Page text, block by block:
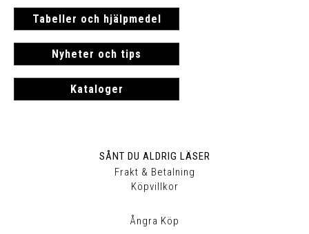
Tabeller och hjälpmedel
Nyheter och tips
Kataloger
SÅNT DU ALDRIG LÄSER
Frakt & Betalning
Köpvillkor
Ångra Köp